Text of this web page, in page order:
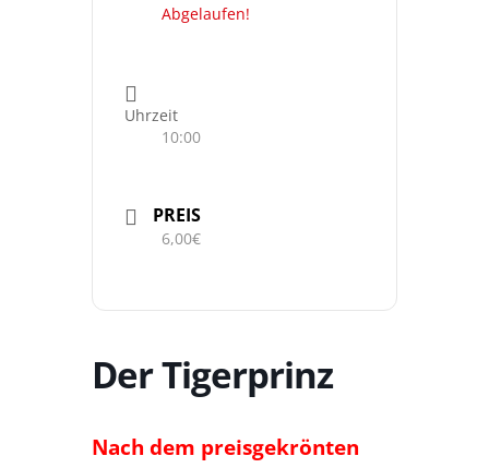
Abgelaufen!
Uhrzeit
10:00
PREIS
6,00€
Der Tigerprinz
Nach dem preisgekrönten